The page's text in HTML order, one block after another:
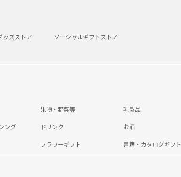
ッズストア ソーシャルギフトストア
果物・野菜等 乳製品
ング ドリンク お酒
フラワーギフト 書籍・カタログギフト